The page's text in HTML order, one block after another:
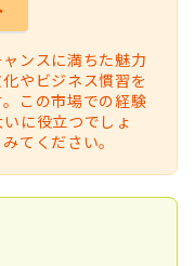
ンスに満ちた魅力
やビジネス慣習を
この市場での経験
に役立つでしょ
てください。